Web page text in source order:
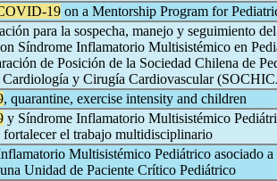
19 on a Mentorship Program for
para la sospecha, manejo y seguimiento
Síndrome Inflamatorio Multisistémico en
de Posición de la Sociedad Chilena de
Cardiología y Cirugía Cardiovascular
, quarantine, exercise intensity and children
y Síndrome Inflamatorio Multisistémico
el trabajo multidisciplinario
Multisistémico Pediátrico asociado a
Unidad de Paciente Crítico Pediátrico